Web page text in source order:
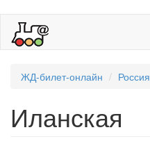
ЖД-билет-онлайн Россия
Иланская